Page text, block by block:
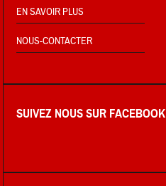
EN SAVOIR PLUS
NOUS-CONTACTER
SUIVEZ NOUS SUR FACEBOOK